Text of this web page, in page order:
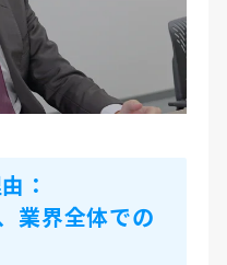
：
業界全体での